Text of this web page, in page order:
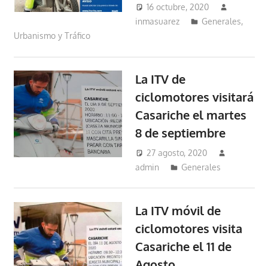
16 octubre, 2020
inmasuarez
Generales,
Urbanismo y Tráfico
La ITV de
ciclomotores visitará
Casariche el martes
8 de septiembre
27 agosto, 2020
admin
Generales
La ITV móvil de
ciclomotores visita
Casariche el 11 de